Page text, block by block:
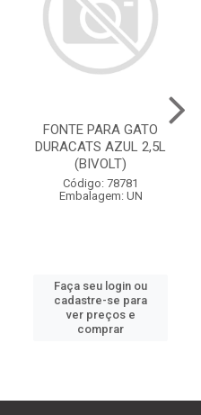
FONTE PARA GATO
DURACATS AZUL 2,5L
(BIVOLT)
Código: 78781
Embalagem: UN
Faça seu login ou
cadastre-se para
ver preços e
comprar